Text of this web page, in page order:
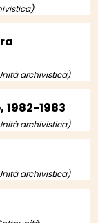
archivistica)
1983
archivistica)
archivistica)